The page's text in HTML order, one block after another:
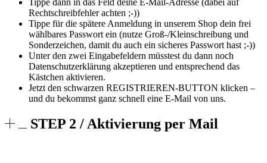
Rechtschreibfehler achten ;-))
Tippe für die spätere Anmeldung in unserem Shop dein frei
wählbares Passwort ein (nutze Groß-/Kleinschreibung und
Sonderzeichen, damit du auch ein sicheres Passwort hast ;-))
Unter den zwei Eingabefeldern müsstest du dann noch
Datenschutzerklärung akzeptieren und entsprechend das
Kästchen aktivieren.
Jetzt den schwarzen REGISTRIEREN-BUTTON klicken –
und du bekommst ganz schnell eine E-Mail von uns.
STEP 2 / Aktivierung per Mail